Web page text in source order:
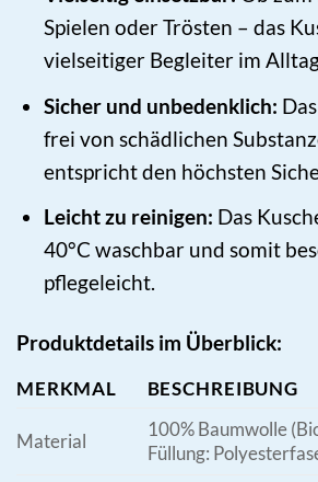
Spielen oder Trösten – das
vielseitiger Begleiter im
Sicher und unbedenklich:
frei von schädlichen
entspricht den höchsten
Leicht zu reinigen: Das
40°C waschbar und somit
pflegeleicht.
Produktdetails im Überblick:
MERKMAL BESCHREIBUNG
Material
100% Baumwolle
Füllung: